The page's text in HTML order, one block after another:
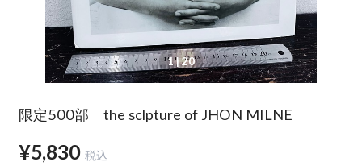
1| 20
限定500部 the sclpture of JHON MILNE
¥5,830 税込